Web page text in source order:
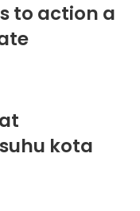
to action a
kota